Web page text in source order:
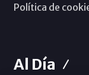
Política de
Al Día